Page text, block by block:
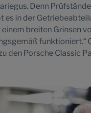
Denn
es in der
breiten Grinsen
funktioniert.“
den Porsche Classic